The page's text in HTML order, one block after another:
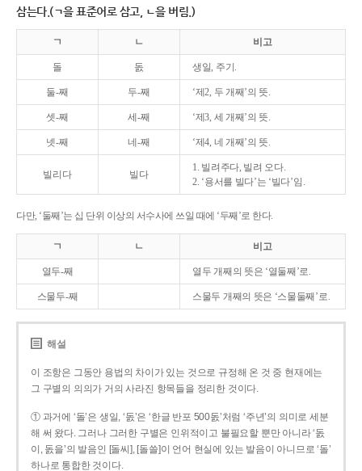
삼는다.(ㄱ을 표준어로 삼고, ㄴ을 버림.)
ㄱ ㄴ 비고
돌 돐 생일, 주기.
둘-째 두-째 ‘제2, 두 개째’의 뜻.
셋-째 세-째 ‘제3, 세 개째’의 뜻.
넷-째 네-째 ‘제4, 네 개째’의 뜻.
빌리다 빌다
1. 빌려주다, 빌려 오다.
2. ‘용서를 빌다’는 ‘빌다’임.
다만, ‘둘째’는 십 단위 이상의 서수사에 쓰일 때에 ‘두째’로 한다.
ㄱ ㄴ 비고
열두-째 열두 개째의 뜻은 ‘열둘째’로.
스물두-째 스물두 개째의 뜻은 ‘스물둘째’로.
해설
이 조항은 그동안 용법의 차이가 있는 것으로 규정해 온 것 중 현재에는
그 구별의 의의가 거의 사라진 항목들을 정리한 것이다.
① 과거에 ‘돌’은 생일, ‘돐’은 ‘한글 반포 500돐’처럼 ‘주년’의 의미로 세분
해 써 왔다. 그러나 그러한 구별은 인위적이고 불필요할 뿐만 아니라 ‘돐
이, 돐을’의 발음인 [돌씨], [돌쓸]이 언어 현실에 있는 발음이 아니므로 ‘돌’
하나로 통합한 것이다.